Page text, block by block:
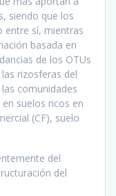
siendo que los
entre sí, mientras
basada en
de los OTUs
rizosferas del
comunidades
suelos ricos en
(CF), suelo
del
del